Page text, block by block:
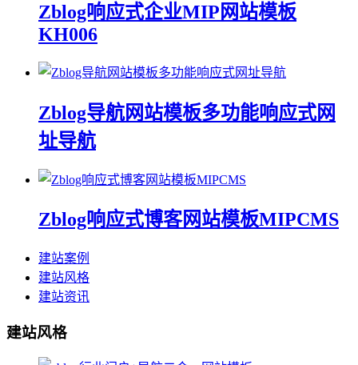
Zblog响应式企业MIP网站模板
KH006
Zblog导航网站模板多功能响应式网
址导航
Zblog响应式博客网站模板MIPCMS
建站案例
建站风格
建站资讯
建站风格